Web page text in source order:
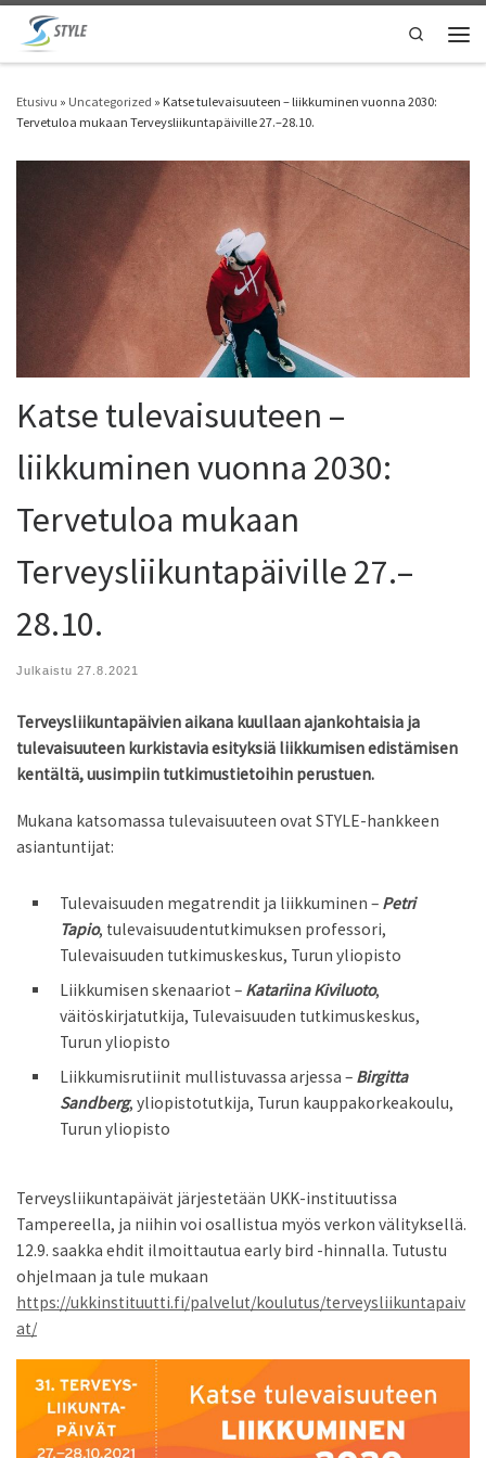
Skip to content
Search
Etusivu » Uncategorized » Katse tulevaisuuteen – liikkuminen vuonna 2030:
Tervetuloa mukaan Terveysliikuntapäiville 27.–28.10.
Katse tulevaisuuteen –
liikkuminen vuonna 2030:
Tervetuloa mukaan
Terveysliikuntapäiville 27.–
28.10.
Julkaistu 27.8.2021
Terveysliikuntapäivien aikana kuullaan ajankohtaisia ja
tulevaisuuteen kurkistavia esityksiä liikkumisen edistämisen
kentältä, uusimpiin tutkimustietoihin perustuen.
Mukana katsomassa tulevaisuuteen ovat STYLE-hankkeen
asiantuntijat:
Tulevaisuuden megatrendit ja liikkuminen – Petri
Tapio, tulevaisuudentutkimuksen professori,
Tulevaisuuden tutkimuskeskus, Turun yliopisto
Liikkumisen skenaariot – Katariina Kiviluoto,
väitöskirjatutkija, Tulevaisuuden tutkimuskeskus,
Turun yliopisto
Liikkumisrutiinit mullistuvassa arjessa – Birgitta
Sandberg, yliopistotutkija, Turun kauppakorkeakoulu,
Turun yliopisto
Terveysliikuntapäivät järjestetään UKK-instituutissa
Tampereella, ja niihin voi osallistua myös verkon välityksellä.
12.9. saakka ehdit ilmoittautua early bird -hinnalla. Tutustu
ohjelmaan ja tule mukaan
https://ukkinstituutti.fi/palvelut/koulutus/terveysliikuntapaiv
at/